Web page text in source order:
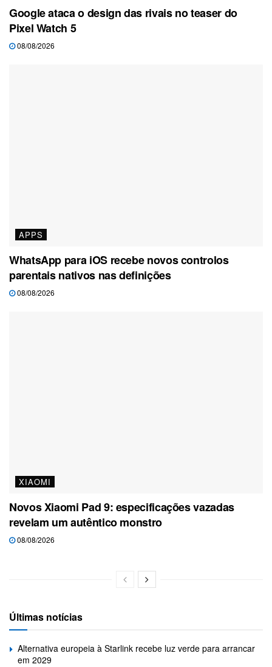
Google ataca o design das rivais no teaser do
Pixel Watch 5
08/08/2026
APPS
WhatsApp para iOS recebe novos controlos
parentais nativos nas definições
08/08/2026
XIAOMI
Novos Xiaomi Pad 9: especificações vazadas
revelam um autêntico monstro
08/08/2026
Últimas notícias
Alternativa europeia à Starlink recebe luz verde para arrancar
em 2029